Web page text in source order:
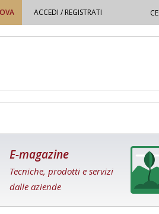
ACCEDI / REGISTRATI
E-magazine
Tecniche, prodotti e servizi
dalle aziende